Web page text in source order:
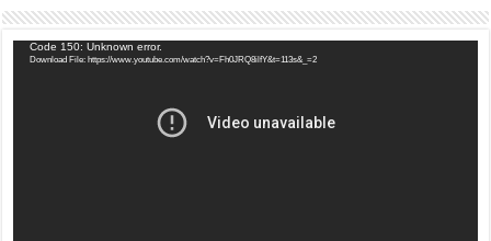
Video
Player
Code 150: Unknown error.
Download File: https://www.youtube.com/watch?v=Fh0JRQ8ilfY&t=113s&_=2